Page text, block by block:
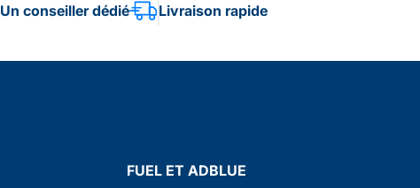
Un conseiller dédié Livraison rapide
FUEL ET ADBLUE